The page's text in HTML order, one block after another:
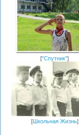
["Спутник"]
[Школьная Жизнь]